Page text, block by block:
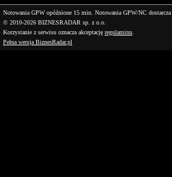
Notowania GPW opóźnione 15 min. Notowania GPW/NC dostarcza
© 2010-2026 BIZNESRADAR sp. z o.o.
Korzystanie z serwisu oznacza akceptację regulaminu
Pełna wersja BiznesRadar.pl